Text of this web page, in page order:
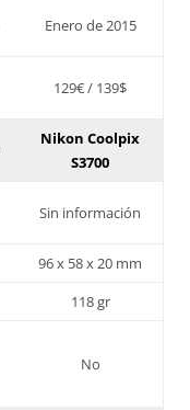
Enero de 2015
129€ / 139$
Nikon Coolpix
S3700
Sin información
96 x 58 x 20 mm
118 gr
No